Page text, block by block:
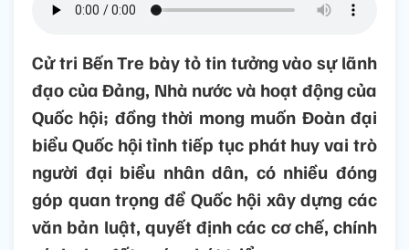
Cử tri Bến Tre bày tỏ tin tưởng vào sự lãnh
đạo của Đảng, Nhà nước và hoạt động của
Quốc hội; đồng thời mong muốn Đoàn đại
biểu Quốc hội tỉnh tiếp tục phát huy vai trò
người đại biểu nhân dân, có nhiều đóng
góp quan trọng để Quốc hội xây dựng các
văn bản luật, quyết định các cơ chế, chính